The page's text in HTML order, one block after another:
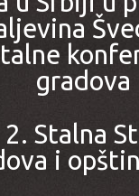
gradova
Stalna
i